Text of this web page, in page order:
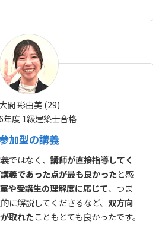
大間 彩由美 (29)
年度 1級建築士合格
加型の講義
ではなく、 講師が直接指導してく
義であった点が最も良かったと感
や受講生の理解度に応じて、つま
に解説してくださるなど、 双方向
取れたこともとても良かったです。